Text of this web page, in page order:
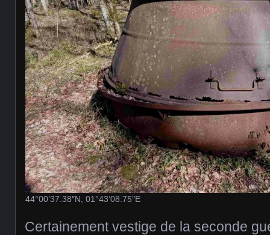
44°00’37.38″N, 01°43’08.75″E
Certainement vestige de la seconde